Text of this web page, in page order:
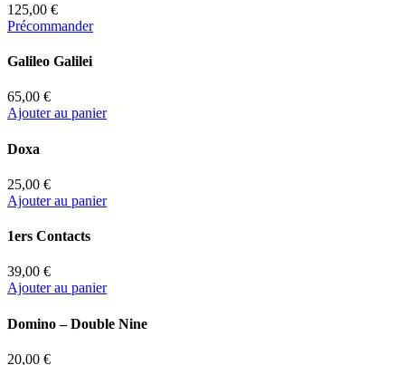
125,00 €
Précommander
Galileo Galilei
65,00 €
Ajouter au panier
Doxa
25,00 €
Ajouter au panier
1ers Contacts
39,00 €
Ajouter au panier
Domino – Double Nine
20,00 €